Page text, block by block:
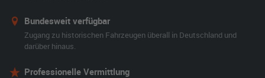
Bundesweit verfügbar
Zugang zu historischen Fahrzeugen überall in Deutschland und
darüber hinaus.
Professionelle Vermittlung